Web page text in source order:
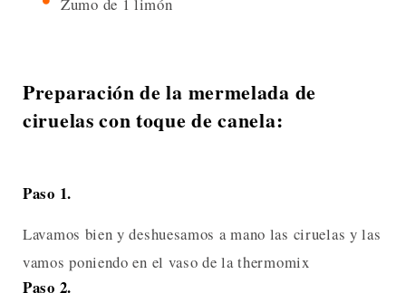
Preparación de la mermelada de
ciruelas con toque de canela:
Paso 1.
Lavamos bien y deshuesamos a mano las ciruelas y las
vamos poniendo en el vaso de la thermomix
Paso 2.